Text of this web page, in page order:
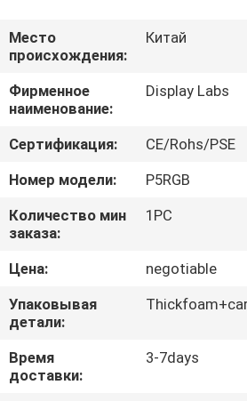
ШОУ
О
НАС
ПУТЕШЕСТВИЕ
ФАБРИКИ
ПРОВЕРКА
КАЧЕСТВА
СВЯЖИТЕСЬ
МЫ
Место
происхождения:
Китай
Фирменное
наименование:
Display Labs
Сертификация:
CE/Rohs/PSE
Номер модели:
P5RGB
Количество мин
заказа:
1PC
Цена:
negotiable
Упаковывая
детали:
Время
доставки:
3-7days